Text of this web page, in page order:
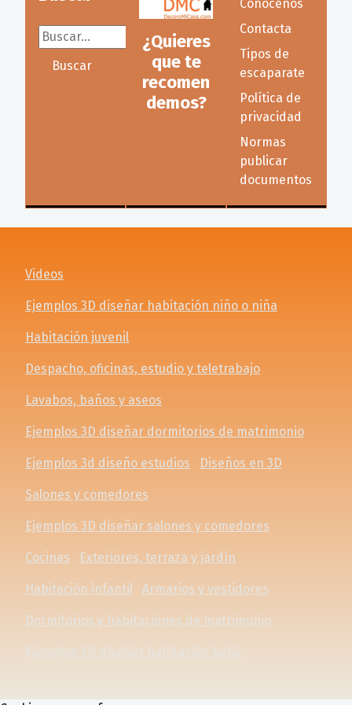
Buscar...
Buscar
¿Quieres
que te
recomen
demos?
Conócenos
Contacta
Tipos de
escaparate
Política de
privacidad
Normas
publicar
documentos
Videos
Ejemplos 3D diseñar habitación niño o niña
Habitación juvenil
Despacho, oficinas, estudio y teletrabajo
Lavabos, baños y aseos
Ejemplos 3D diseñar dormitorios de matrimonio
Ejemplos 3d diseño estudios Diseños en 3D
Salones y comedores
Ejemplos 3D diseñar salones y comedores
Cocinas Exteriores, terraza y jardín
Habitación infantil Armarios y vestidores
Dormitorios y habitaciones de matrimonio
Ejemplos 3D diseñar habitación bebé